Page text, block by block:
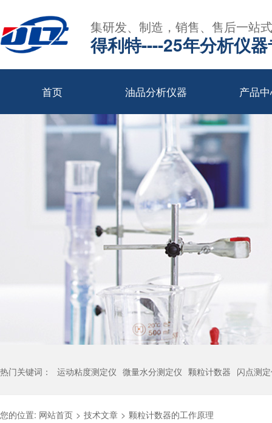
集研发、制造，销售、售后一站
得利特----25年分析仪
首页 油品分析仪器 产品
热门关键词： 运动粘度测定仪 微量水分测定仪 颗粒计数器 闪点测
您的位置: 网站首页 > 技术文章 > 颗粒计数器的工作原理